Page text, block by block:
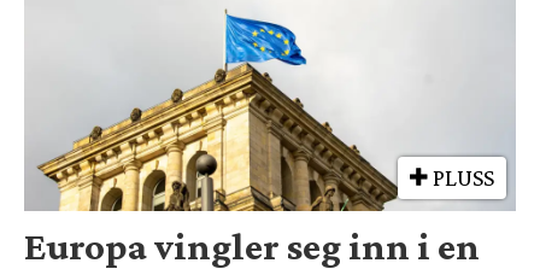
PLUSS
Europa vingler seg inn i en